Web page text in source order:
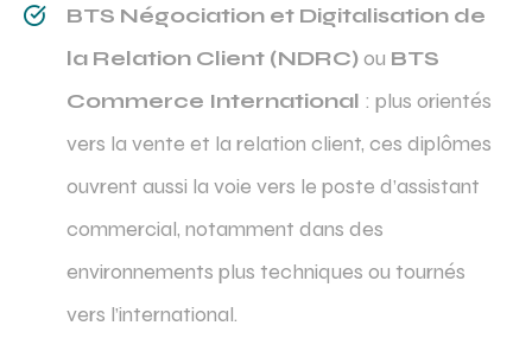
BTS Négociation et Digitalisation de
la Relation Client (NDRC)ou BTS
Commerce International : plus orientés
vers la vente et la relation client, ces diplômes
ouvrent aussi la voie vers le poste d’assistant
commercial, notamment dans des
environnements plus techniques ou tournés
vers l’international.